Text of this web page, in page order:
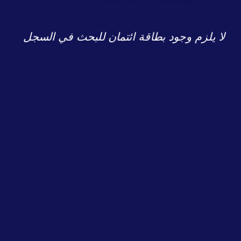
لا يلزم وجود بطاقة ائتمان للبحث في السجل